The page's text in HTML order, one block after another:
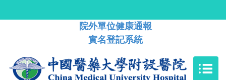
院外單位健康通報
實名登記系統